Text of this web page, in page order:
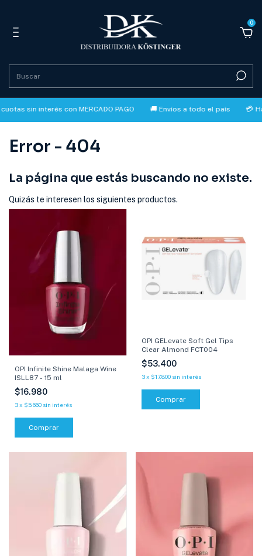
0
interés con MERCADO PAGO 🚚 Envíos a todo el país 💳 Hasta 3
Error - 404
La página que estás buscando no existe.
Quizás te interesen los siguientes productos.
OPI Infinite Shine Malaga Wine
ISLL87 - 15 ml
$16.980
3x $5.660 sin interés
Comprar
OPI GELevate Soft Gel Tips
Clear Almond FCT004
$53.400
3 x $17.800 sin interés